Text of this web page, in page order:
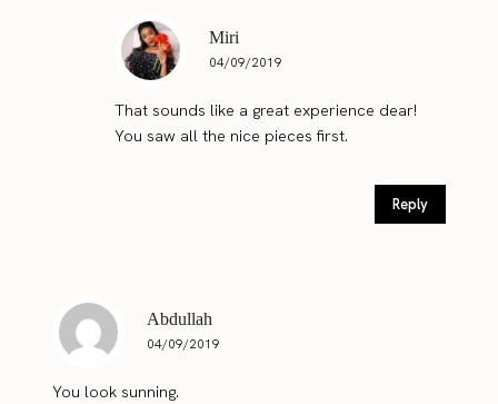
Miri
04/09/2019
That sounds like a great experience dear!
You saw all the nice pieces first.
Reply
Abdullah
04/09/2019
You look sunning.